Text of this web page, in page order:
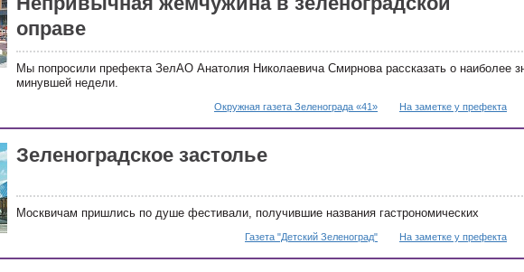
оправе
Мы попросили префекта ЗелАО Анатолия Николаевича Смирнова рассказать о наиболее
минувшей недели.
Окружная газета Зеленограда «41» На заметке у префекта
Зеленоградское застолье
Москвичам пришлись по душе фестивали, получившие названия гастрономических
Газета "Детский Зеленоград" На заметке у префекта